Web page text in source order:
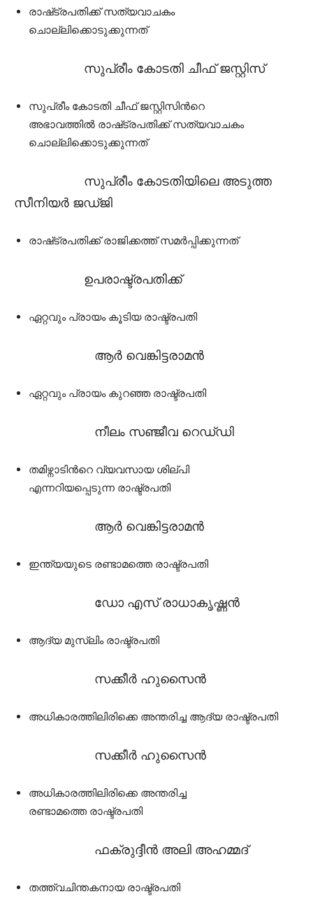
രാഷ്‌ട്രപതിക്ക് സത്യവാചകം
ചൊല്ലിക്കൊടുക്കുന്നത്
സുപ്രീം കോടതി ചീഫ് ജസ്റ്റിസ്
സുപ്രീം കോടതി ചീഫ് ജസ്റ്റിസിൻറെ
അഭാവത്തിൽ രാഷ്‌ട്രപതിക്ക് സത്യവാചകം
ചൊല്ലിക്കൊടുക്കുന്നത്
സുപ്രീം കോടതിയിലെ അടുത്ത
സീനിയർ ജഡ്‌ജി
രാഷ്‌ട്രപതിക്ക് രാജിക്കത്ത് സമർപ്പിക്കുന്നത്
ഉപരാഷ്ട്രപതിക്ക്
ഏറ്റവും പ്രായം കൂടിയ രാഷ്ട്രപതി
ആർ വെങ്കിട്ടരാമൻ
ഏറ്റവും പ്രായം കുറഞ്ഞ രാഷ്ട്രപതി
നീലം സഞ്ജീവ റെഡ്‌ഡി
തമിഴ്നാടിൻറെ വ്യവസായ ശില്പി
എന്നറിയപ്പെടുന്ന രാഷ്ട്രപതി
ആർ വെങ്കിട്ടരാമൻ
ഇന്ത്യയുടെ രണ്ടാമത്തെ രാഷ്ട്രപതി
ഡോ എസ് രാധാകൃഷ്ണൻ
ആദ്യ മുസ്ലിം രാഷ്ട്രപതി
സക്കീർ ഹുസൈൻ
അധികാരത്തിലിരിക്കെ അന്തരിച്ച ആദ്യ രാഷ്ട്രപതി
സക്കീർ ഹുസൈൻ
അധികാരത്തിലിരിക്കെ അന്തരിച്ച
രണ്ടാമത്തെ രാഷ്ട്രപതി
ഫക്രുദ്ദീൻ അലി അഹമ്മദ്
തത്ത്വചിന്തകനായ രാഷ്ട്രപതി